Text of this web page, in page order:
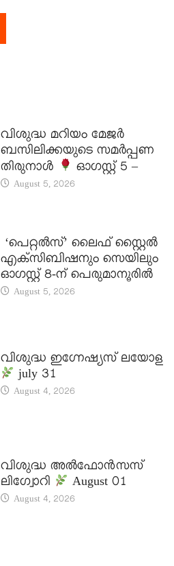
വിശുദ്ധ മറിയം മേജർ
ബസിലിക്കയുടെ സമർപ്പണ
തിരുനാൾ
ഓഗസ്റ്റ് 5 –
August 5, 2026
‘പെറ്റൽസ്’ ലൈഫ് സ്റ്റൈൽ
എക്സിബിഷനും സെയിലും
ഓഗസ്റ്റ് 8-ന് പെരുമാനൂരിൽ
August 5, 2026
വിശുദ്ധ ഇഗ്നേഷ്യസ് ലയോള
july 31
August 4, 2026
വിശുദ്ധ അൽഫോൻസസ്
ലിഗ്വോറി
August 01
August 4, 2026